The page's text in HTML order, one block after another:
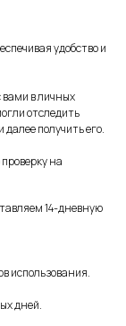
удобство и
вами в личных
отследить
получить его.
на
14-дневную
использования.
дней.